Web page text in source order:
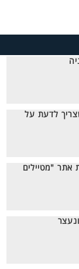
לדעת על
אתר "מטיילים